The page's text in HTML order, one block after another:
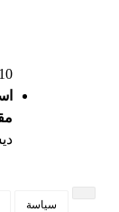
10 ديسمبر، 2025
سياسة